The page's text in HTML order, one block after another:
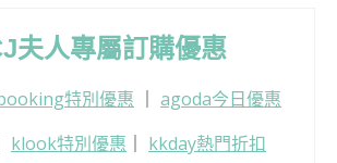
夫人專屬訂購優惠
特別優惠 ｜ agoda今日優惠
klook特別優惠
kkday熱門折扣